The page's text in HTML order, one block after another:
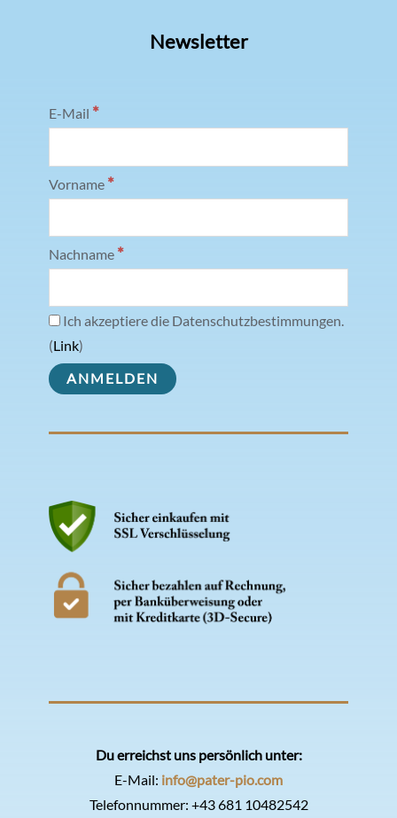
Newsletter
E-Mail *
Vorname *
Nachname *
Ich akzeptiere die Datenschutzbestimmungen.
(Link)
Du erreichst uns persönlich unter:
E-Mail: info@pater-pio.com
Telefonnummer: +43 681 10482542